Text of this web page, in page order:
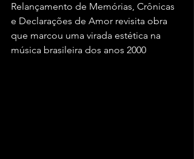
Relançamento de Memórias, Crônicas
e Declarações de Amor revisita obra
que marcou uma virada estética na
música brasileira dos anos 2000